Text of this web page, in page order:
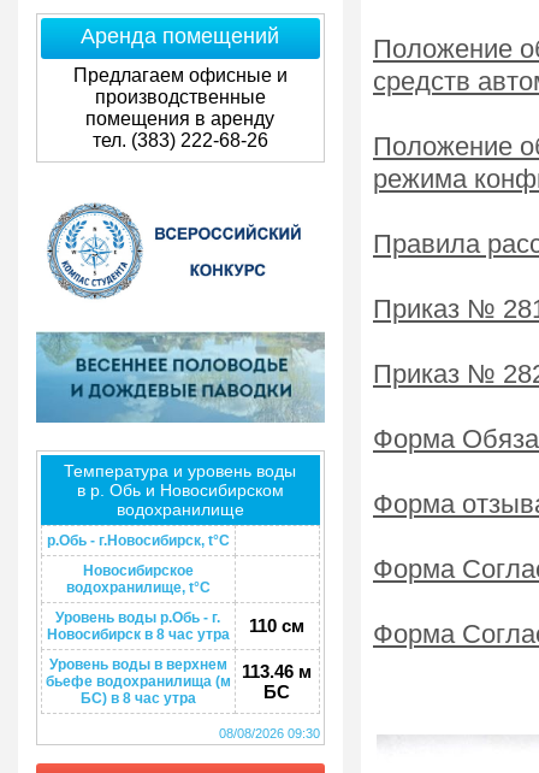
Аренда помещений
Предлагаем офисные и
производственные
помещения в аренду
тел. (383) 222-68-26
Температура и уровень воды
в р. Обь и Новосибирском
водохранилище
р.Обь - г.Новосибирск, t°C
Новосибирское
водохранилище, t°C
Уровень воды р.Обь - г.
Новосибирск в 8 час утра
110 см
Уровень воды в верхнем
бьефе водохранилища (м
БС) в 8 час утра
113.46 м
БС
08/08/2026 09:30
Положение
средств
Положение
режима
Правила
Приказ №
Приказ №
Форма
Форма
Форма
Форма